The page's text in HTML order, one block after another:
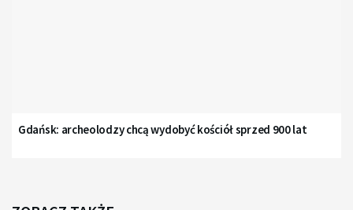
Gdańsk: archeolodzy chcą wydobyć kościół sprzed 900 lat